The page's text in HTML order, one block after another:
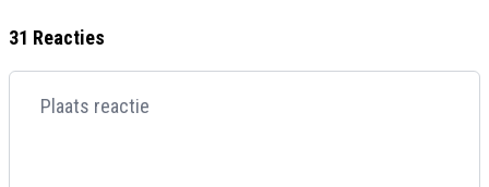
31 Reacties